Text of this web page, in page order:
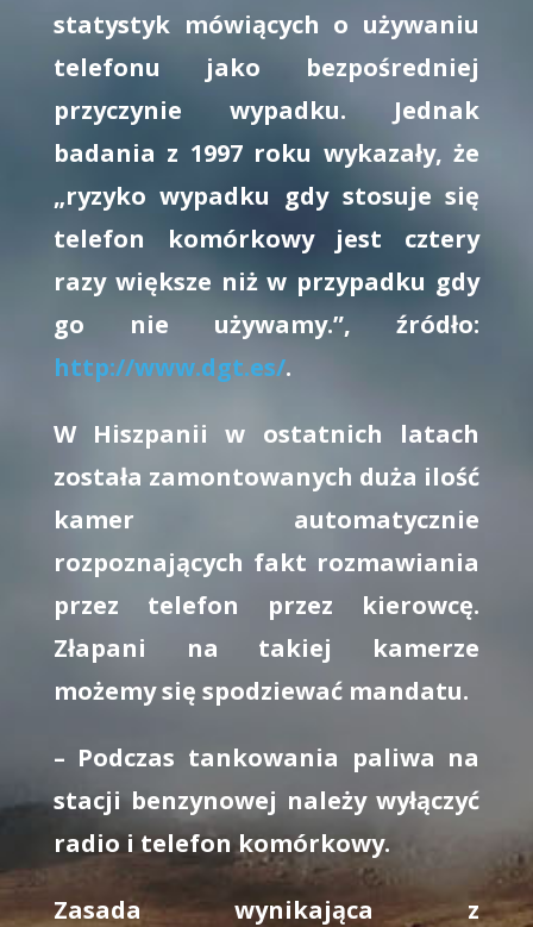
statystyk mówiących o używaniu
telefonu jako bezpośredniej
przyczynie wypadku. Jednak
badania z 1997 roku wykazały, że
„ryzyko wypadku gdy stosuje się
telefon komórkowy jest cztery
razy większe niż w przypadku gdy
go nie używamy.”, źródło:
http://www.dgt.es/.
W Hiszpanii w ostatnich latach
została zamontowanych duża ilość
kamer automatycznie
rozpoznających fakt rozmawiania
przez telefon przez kierowcę.
Złapani na takiej kamerze
możemy się spodziewać mandatu.
– Podczas tankowania paliwa na
stacji benzynowej należy wyłączyć
radio i telefon komórkowy.
Zasada wynikająca z